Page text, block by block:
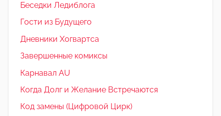
Беседки Ледиблога
Гости из Будущего
Дневники Хогвартса
Завершенные комиксы
Карнавал AU
Когда Долг и Желание Встречаются
Код замены (Цифровой Цирк)